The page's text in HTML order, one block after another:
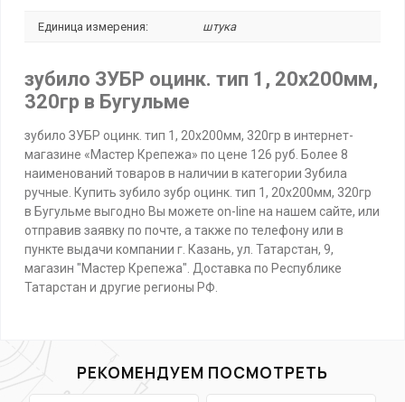
Единица измерения: штука
зубило ЗУБР оцинк. тип 1, 20х200мм,
320гр в Бугульме
зубило ЗУБР оцинк. тип 1, 20х200мм, 320гр в интернет-
магазине «Мастер Крепежа» по цене 126 руб. Более 8
наименований товаров в наличии в категории Зубила
ручные. Купить зубило зубр оцинк. тип 1, 20х200мм, 320гр
в Бугульме выгодно Вы можете on-line на нашем сайте, или
отправив заявку по почте, а также по телефону или в
пункте выдачи компании г. Казань, ул. Татарстан, 9,
магазин "Мастер Крепежа". Доставка по Республике
Татарстан и другие регионы РФ.
РЕКОМЕНДУЕМ ПОСМОТРЕТЬ